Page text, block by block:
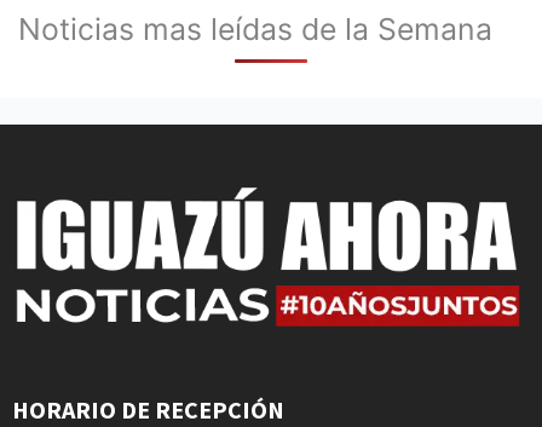
Noticias mas leídas de la Semana
HORARIO DE RECEPCIÓN